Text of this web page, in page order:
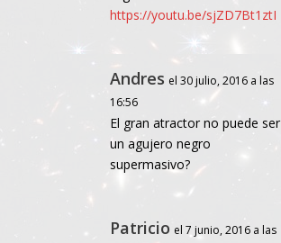
https://youtu.be/sjZD7Bt1ztI
Andres el 30 julio, 2016 a las
16:56
El gran atractor no puede ser
un agujero negro
supermasivo?
Patricio el 7 junio, 2016 a las